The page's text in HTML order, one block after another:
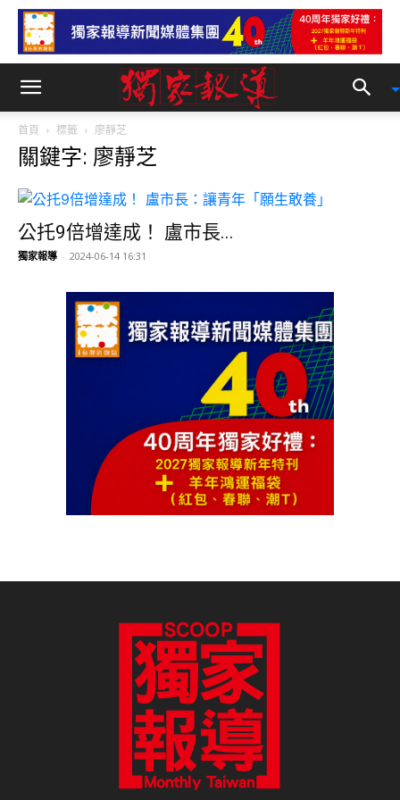
首頁 標籤 廖靜芝
關鍵字: 廖靜芝
公托9倍增達成！ 盧市長...
獨家報導 - 2024-06-14 16:31